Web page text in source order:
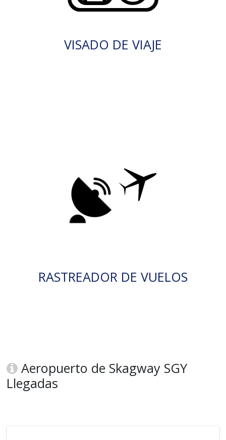
VISADO DE VIAJE
RASTREADOR DE VUELOS
Aeropuerto de Skagway SGY
Llegadas